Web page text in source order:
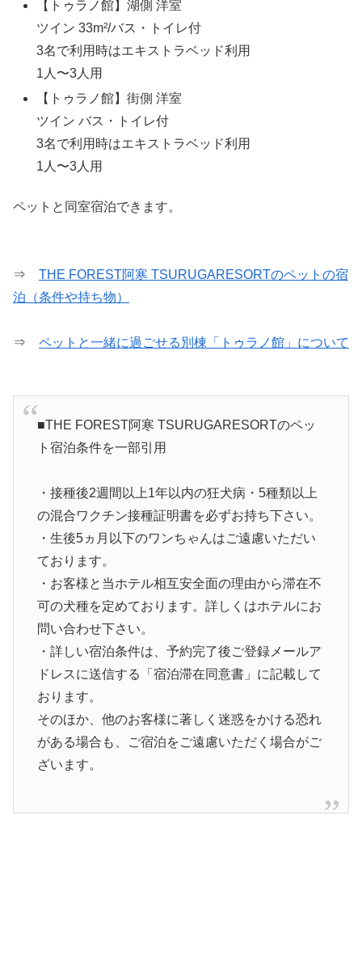
【トゥラノ館】湖側 洋室
ツイン 33m²/バス・トイレ付
3名で利用時はエキストラベッド利用
1人〜3人用
【トゥラノ館】街側 洋室
ツイン バス・トイレ付
3名で利用時はエキストラベッド利用
1人〜3人用
ペットと同室宿泊できます。
⇒ THE FOREST阿寒 TSURUGARESORTのペットの宿
泊（条件や持ち物）
⇒ ペットと一緒に過ごせる別棟「トゥラノ館」について
■THE FOREST阿寒 TSURUGARESORTのペッ
ト宿泊条件を一部引用
・接種後2週間以上1年以内の狂犬病・5種類以上
の混合ワクチン接種証明書を必ずお持ち下さい。
・生後5ヵ月以下のワンちゃんはご遠慮いただい
ております。
・お客様と当ホテル相互安全面の理由から滞在不
可の犬種を定めております。詳しくはホテルにお
問い合わせ下さい。
・詳しい宿泊条件は、予約完了後ご登録メールア
ドレスに送信する「宿泊滞在同意書」に記載して
おります。
そのほか、他のお客様に著しく迷惑をかける恐れ
がある場合も、ご宿泊をご遠慮いただく場合がご
ざいます。